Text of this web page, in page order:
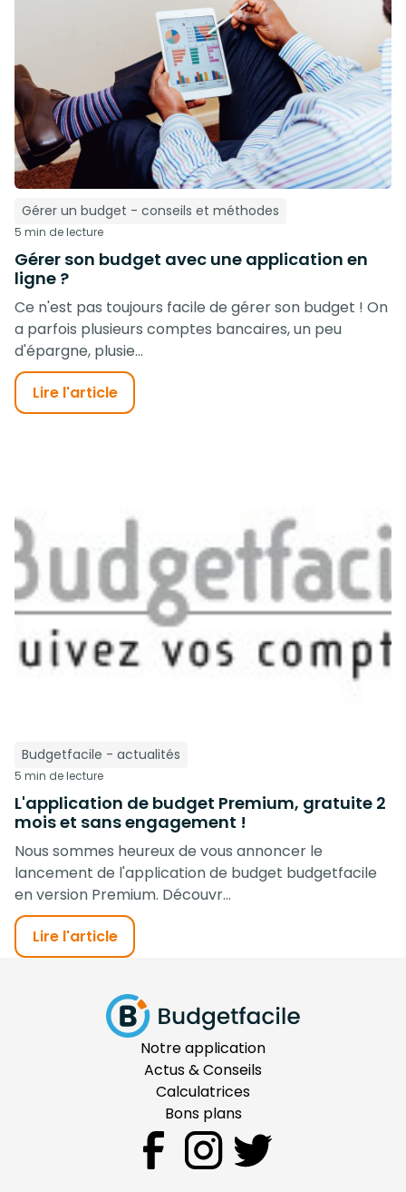
Gérer un budget - conseils et méthodes
5 min de lecture
Gérer son budget avec une application en
ligne ?
Ce n'est pas toujours facile de gérer son budget ! On
a parfois plusieurs comptes bancaires, un peu
d'épargne, plusie...
Lire l'article
Budgetfacile - actualités
5 min de lecture
L'application de budget Premium, gratuite 2
mois et sans engagement !
Nous sommes heureux de vous annoncer le
lancement de l'application de budget budgetfacile
en version Premium. Découvr...
Lire l'article
Notre application
Actus & Conseils
Calculatrices
Bons plans